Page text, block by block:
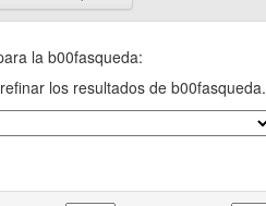
la b00fasqueda:
los resultados de b00fasqueda.